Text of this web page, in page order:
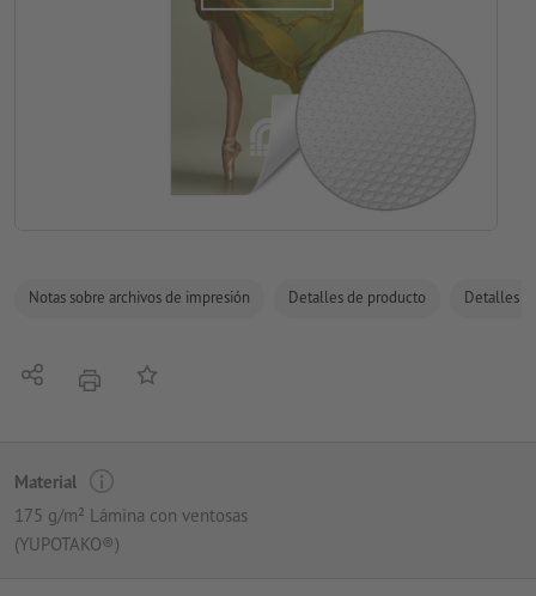
Notas sobre archivos de impresión Detalles de producto Detalles
CompartirimprimirAñadir a lista de favoritos
Material
175 g/m² Lámina con ventosas
(YUPOTAKO®)